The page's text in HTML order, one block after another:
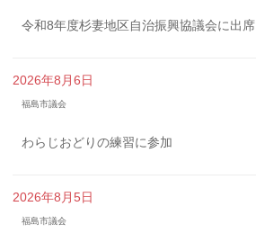
令和8年度杉妻地区自治振興協議会に出席
2026年8月6日
福島市議会
わらじおどりの練習に参加
2026年8月5日
福島市議会